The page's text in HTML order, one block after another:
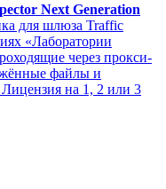
Next Generation
для шлюза Traffic
«Лаборатории
через прокси-
файлы и
на 1, 2 или 3